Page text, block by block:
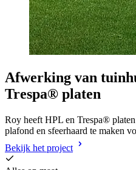
Afwerking van
Trespa® platen
Roy heeft HPL en Trespa®
plafond en sfeerhaard te maken
Bekijk het project